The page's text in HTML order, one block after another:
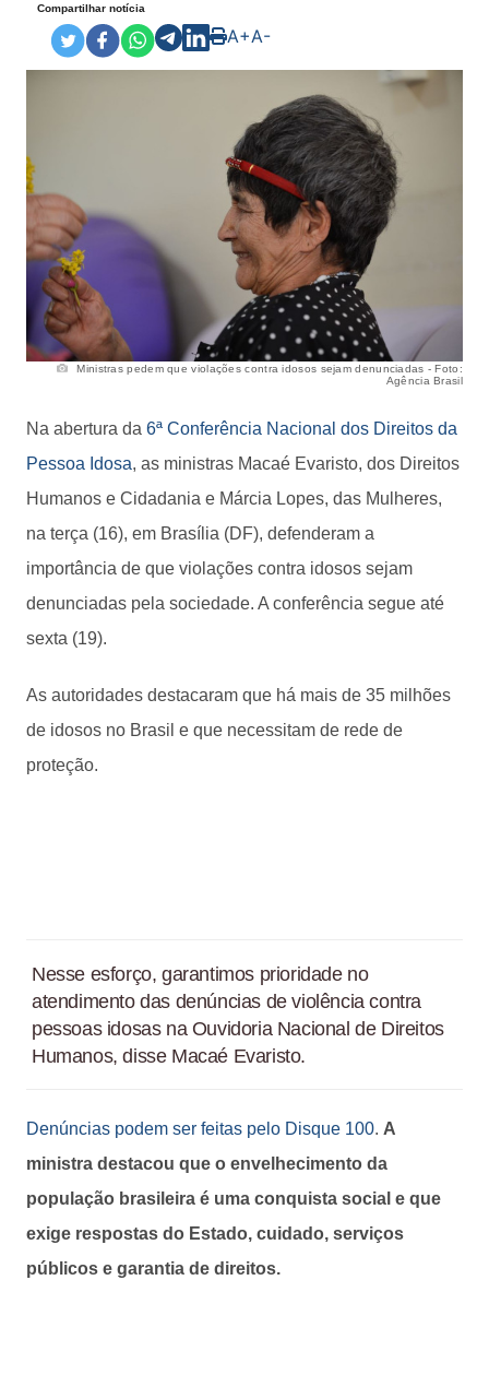
Compartilhar notícia
A+A-
Ministras pedem que violações contra idosos sejam denunciadas - Foto:
Agência Brasil
Na abertura da 6ª Conferência Nacional dos Direitos da
Pessoa Idosa, as ministras Macaé Evaristo, dos Direitos
Humanos e Cidadania e Márcia Lopes, das Mulheres,
na terça (16), em Brasília (DF), defenderam a
importância de que violações contra idosos sejam
denunciadas pela sociedade. A conferência segue até
sexta (19).
As autoridades destacaram que há mais de 35 milhões
de idosos no Brasil e que necessitam de rede de
proteção.
Nesse esforço, garantimos prioridade no
atendimento das denúncias de violência contra
pessoas idosas na Ouvidoria Nacional de Direitos
Humanos, disse Macaé Evaristo.
Denúncias podem ser feitas pelo Disque 100. A
ministra destacou que o envelhecimento da
população brasileira é uma conquista social e que
exige respostas do Estado, cuidado, serviços
públicos e garantia de direitos.